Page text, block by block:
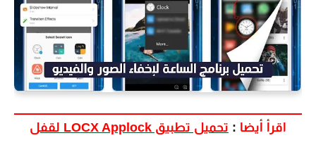
اقرأ أيضا :
تحميل تطبيق LOCX Applock لقفل